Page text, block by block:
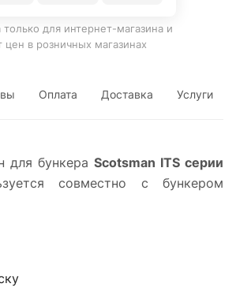
для интернет-магазина и
цен в розничных магазинах
Оплата Доставка Услуги
для бункера Scotsman ITS серии
совместно с бункером